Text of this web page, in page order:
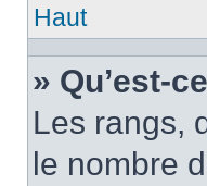
Haut
» Qu’est-
Les rangs,
le nombre